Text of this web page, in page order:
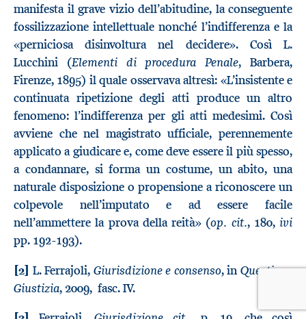
manifesta il grave vizio dell’abitudine, la conseguente
fossilizzazione intellettuale nonché l’indifferenza e la
«perniciosa disinvoltura nel decidere». Così L.
Lucchini (Elementi di procedura Penale, Barbera,
Firenze, 1895) il quale osservava altresì: «L’insistente e
continuata ripetizione degli atti produce un altro
fenomeno: l’indifferenza per gli atti medesimi. Così
avviene che nel magistrato ufficiale, perennemente
applicato a giudicare e, come deve essere il più spesso,
a condannare, si forma un costume, un abito, una
naturale disposizione o propensione a riconoscere un
colpevole nell’imputato e ad essere facile
nell’ammettere la prova della reità» (op. cit., 180, ivi
pp. 192-193).
[2] L. Ferrajoli, Giurisdizione e consenso, inQuestione
Giustizia, 2009, fasc. IV.